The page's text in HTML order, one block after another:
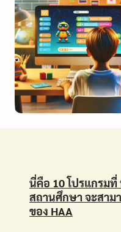
นี่คือ 10 โปรแกรม
สถานศึกษา จะสาม
ของ HAA